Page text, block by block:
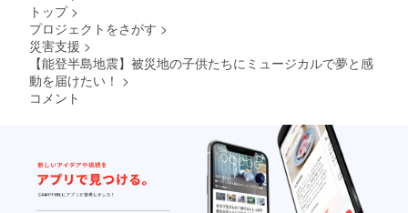
トップ >
プロジェクトをさがす >
災害支援 >
【能登半島地震】被災地の子供たちにミュージカルで夢と感
動を届けたい！ >
コメント